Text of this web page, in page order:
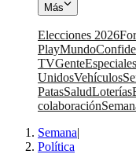
Más
Elecciones 2026
PlayMundo
TVGenteEspeciales
UnidosVehículos
PatasSaludLoterías
colaboración
Semana|
Política